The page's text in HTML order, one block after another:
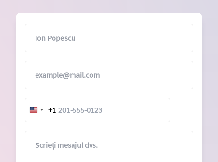
United
States
+1